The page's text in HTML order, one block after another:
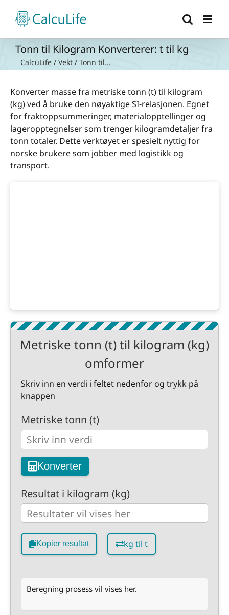
content
Tonn til Kilogram Konverterer: t til kg
CalcuLife / Vekt / Tonn til...
Konverter masse fra metriske tonn (t) til kilogram
(kg) ved å bruke den nøyaktige SI-relasjonen. Egnet
for fraktoppsummeringer, materialopptellinger og
lageropptegnelser som trenger kilogramdetaljer fra
tonn totaler. Dette verktøyet er spesielt nyttig for
norske brukere som jobber med logistikk og
transport.
Metriske tonn (t) til kilogram (kg)
omformer
Skriv inn en verdi i feltet nedenfor og trykk på
knappen
Metriske tonn (t)
Konverter
Resultat i kilogram (kg)
Kopier resultat kg til t
Beregning prosess vil vises her.